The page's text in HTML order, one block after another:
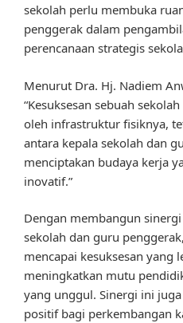
sekolah perlu membuka
penggerak dalam
perencanaan strategis
Menurut Dra. Hj. Nadiem
“Kesuksesan sebuah
oleh infrastruktur fisiknya,
antara kepala sekolah dan
menciptakan budaya kerja
inovatif.”
Dengan membangun
sekolah dan guru
mencapai kesuksesan yang
meningkatkan mutu
yang unggul. Sinergi ini
positif bagi perkembangan